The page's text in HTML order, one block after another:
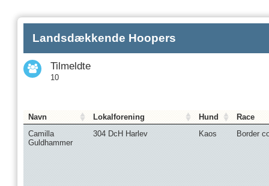
Landsdækkende Hoopers
Tilmeldte
10
Navn Lokalforening Hund
Race
Camilla
Guldhammer
304 DcH Harlev Kaos Border